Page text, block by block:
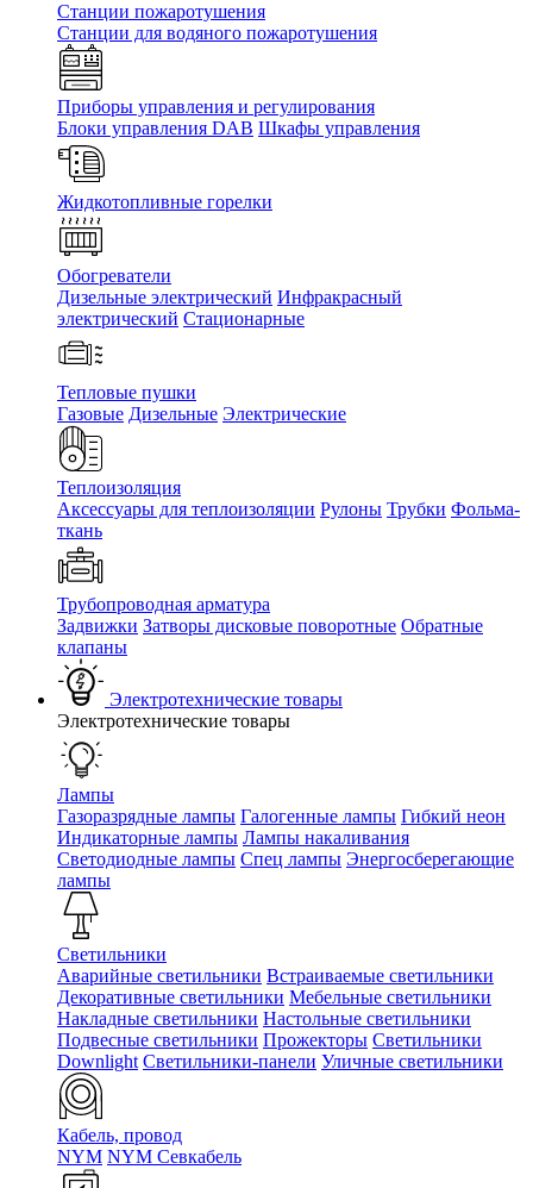
Станции пожаротушения
Станции для водяного пожаротушения
Приборы управления и регулирования
Блоки управления DAB Шкафы управления
Жидкотопливные горелки
Обогреватели
Дизельные электрический Инфракрасный
электрический Стационарные
Тепловые пушки
Газовые Дизельные Электрические
Теплоизоляция
Аксессуары для теплоизоляции Рулоны Трубки Фольма-
ткань
Трубопроводная арматура
Задвижки Затворы дисковые поворотные Обратные
клапаны
Электротехнические товары
Электротехнические товары
Лампы
Газоразрядные лампы Галогенные лампы Гибкий неон
Индикаторные лампы Лампы накаливания
Светодиодные лампы Спец лампы Энергосберегающие
лампы
Светильники
Аварийные светильники Встраиваемые светильники
Декоративные светильники Мебельные светильники
Накладные светильники Настольные светильники
Подвесные светильники Прожекторы Светильники
Downlight Светильники-панели Уличные светильники
Кабель, провод
NYM NYM Севкабель